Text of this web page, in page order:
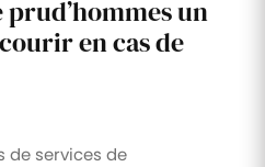
un
en cas de
de services de